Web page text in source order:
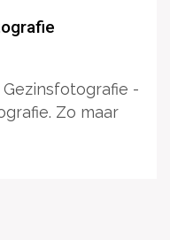
-
Zo maar